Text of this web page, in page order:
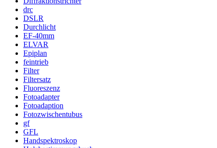
drc
DSLR
Durchlicht
EF-40mm
ELVAR
Epiplan
feintrieb
Filter
Filtersatz
Fluoreszenz
Fotoadapter
Fotoadaption
Fotozwischentubus
gf
GFL
Handspektroskop